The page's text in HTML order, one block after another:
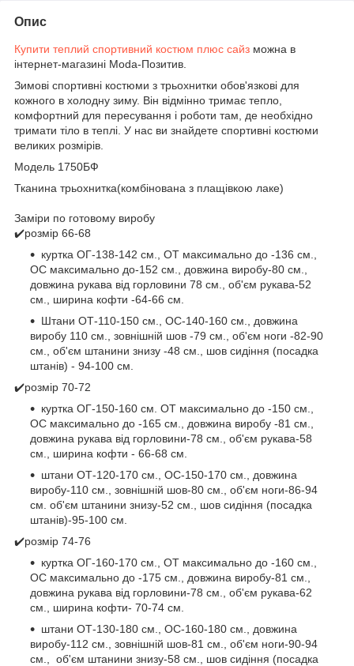
Опис
Купити теплий спортивний костюм плюс сайз можна в
інтернет-магазині Moda-Позитив.
Зимові спортивні костюми з трьохнитки обов'язкові для
кожного в холодну зиму. Він відмінно тримає тепло,
комфортний для пересування і роботи там, де необхідно
тримати тіло в теплі. У нас ви знайдете спортивні костюми
великих розмірів.
Модель 1750БФ
Тканина трьохнитка(комбінована з плащівкою лаке)
Заміри по готовому виробу
✔️розмір 66-68
куртка ОГ-138-142 см., ОТ максимально до -136 см.,
ОС максимально до-152 см., довжина виробу-80 см.,
довжина рукава від горловини 78 см., об'єм рукава-52
см., ширина кофти -64-66 см.
Штани ОТ-110-150 см., ОС-140-160 см., довжина
виробу 110 см., зовнішній шов -79 см., об'єм ноги -82-90
см., об'єм штанини знизу -48 см., шов сидіння (посадка
штанів) - 94-100 см.
✔️розмір 70-72
куртка ОГ-150-160 см. ОТ максимально до -150 см.,
ОС максимально до -165 см., довжина виробу -81 см.,
довжина рукава від горловини-78 см., об'єм рукава-58
см., ширина кофти - 66-68 см.
штани ОТ-120-170 см., ОС-150-170 см., довжина
виробу-110 см., зовнішній шов-80 см., об'єм ноги-86-94
см. об'єм штанини знизу-52 см., шов сидіння (посадка
штанів)-95-100 см.
✔️розмір 74-76
куртка ОГ-160-170 см., ОТ максимально до -160 см.,
ОС максимально до -175 см., довжина виробу-81 см.,
довжина рукава від горловини-78 см., об'єм рукава-62
см., ширина кофти- 70-74 см.
штани ОТ-130-180 см., ОС-160-180 см., довжина
виробу-112 см., зовнішній шов-81 см., об'єм ноги-90-94
см., об'єм штанини знизу-58 см., шов сидіння (посадка